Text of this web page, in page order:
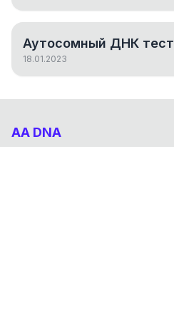
Аутосомный ДНК тест
18.01.2023
AA DNA